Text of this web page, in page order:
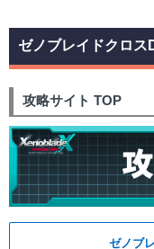
ゼノブレイドクロス
攻略サイト TOP
ゼノブ